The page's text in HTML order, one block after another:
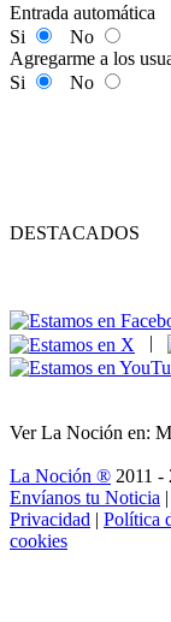
Entrada automática
Si
No
Agregarme a los
Si
No
DESTACADOS
|
Ver La Noción en:
La Noción ® 2011 -
Envíanos tu Noticia |
Privacidad | Política
cookies